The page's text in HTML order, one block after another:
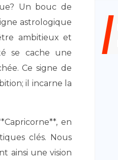
astrologique
ambitieux et
se cache une
Ce signe de
il incarne la
en
clés. Nous
ainsi une vision